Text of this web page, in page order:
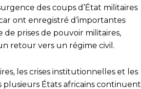
des coups d’État militaires
ont enregistré d’importantes
de prises de pouvoir militaires,
retour vers un régime civil.
les crises institutionnelles et les
plusieurs États africains continuent